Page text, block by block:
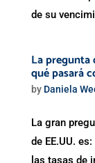
de su
La pregunta
qué pasará
by Daniela
La gran
de EE.UU.
las tasas de